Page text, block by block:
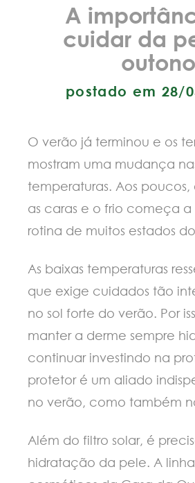
A
cuidar da
outono
postado em 28/
O verão já terminou e os
mostram uma mudança
temperaturas. Aos
as caras e o frio começa
rotina de muitos estados do
As baixas temperaturas
que exige cuidados tão
no sol forte do verão. Por
manter a derme sempre
continuar investindo na
protetor é um aliado
no verão, como também
Além do filtro solar, é
hidratação da pele. A